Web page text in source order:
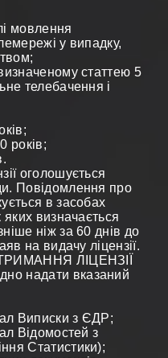
мовлення
у випадку,
статтею 5
телебачення і
років;
оголошується
Повідомлення про
в засобах
яких визначається
ніж за 60 днів до
на видачу ліцензії.
ЛІЦЕНЗІЇ
надати вказаний
Виписки з ЄДР;
Відомостей з
Статистики);